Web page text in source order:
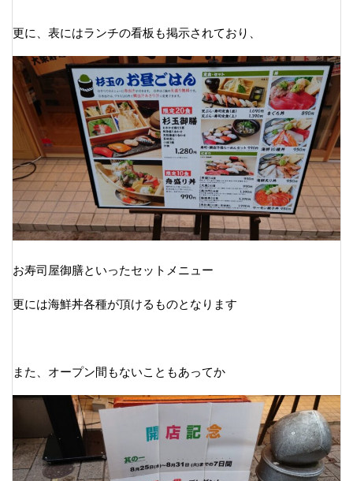
更に、表にはランチの看板も掲示されており、
お寿司屋御膳といったセットメニュー
更には海鮮丼各種が頂けるものとなります
また、オープン間もないこともあってか